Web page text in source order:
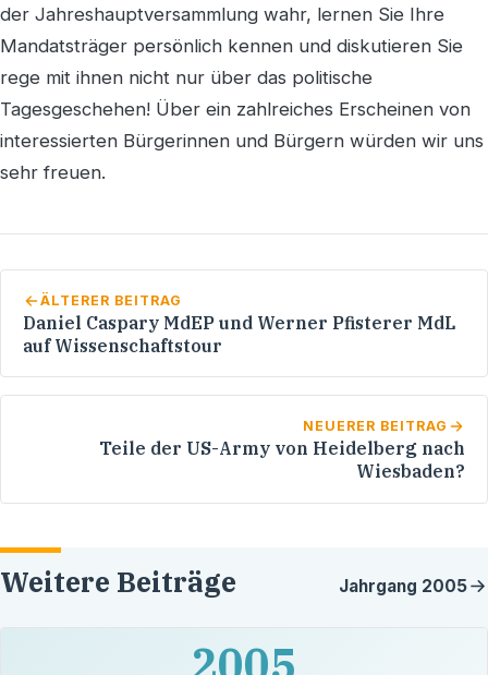
der Jahreshauptversammlung wahr, lernen Sie Ihre
Mandatsträger persönlich kennen und diskutieren Sie
rege mit ihnen nicht nur über das politische
Tagesgeschehen! Über ein zahlreiches Erscheinen von
interessierten Bürgerinnen und Bürgern würden wir uns
sehr freuen.
ÄLTERER BEITRAG
Daniel Caspary MdEP und Werner Pfisterer MdL
auf Wissenschaftstour
NEUERER BEITRAG
Teile der US-Army von Heidelberg nach
Wiesbaden?
Weitere Beiträge Jahrgang 2005
2005